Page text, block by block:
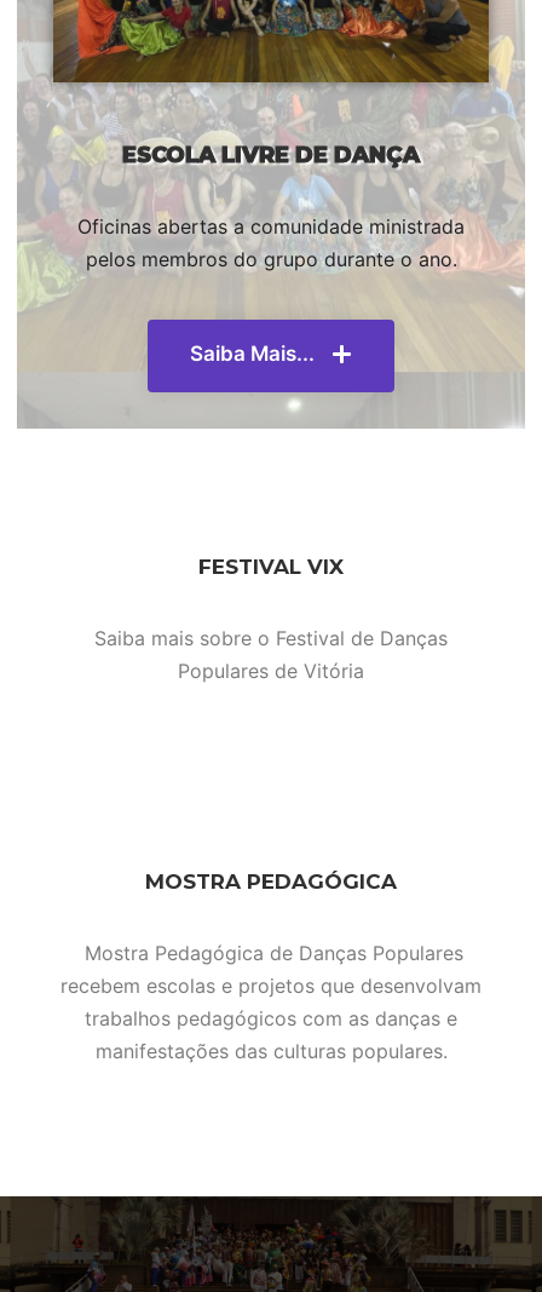
ESCOLA LIVRE DE DANÇA
Oficinas abertas a comunidade ministrada
pelos membros do grupo durante o ano.
Saiba Mais...
FESTIVAL VIX
Saiba mais sobre o Festival de Danças
Populares de Vitória
MOSTRA PEDAGÓGICA
Mostra Pedagógica de Danças Populares
recebem escolas e projetos que desenvolvam
trabalhos pedagógicos com as danças e
manifestações das culturas populares.